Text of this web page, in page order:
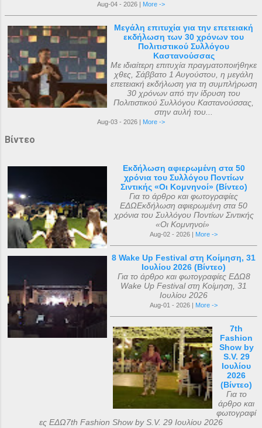
Aug-04 - 2026 | More ->
Μεγάλη επιτυχία για την επετειακή
εκδήλωση των 30 χρόνων του
Πολιτιστικού Συλλόγου
Καστανούσσας
Με ιδιαίτερη επιτυχία πραγματοποιήθηκε
χθες, Σάββατο 1 Αυγούστου, η μεγάλη
επετειακή εκδήλωση για τη συμπλήρωση
30 χρόνων από την ίδρυση του
Πολιτιστικού Συλλόγου Καστανούσσας,
στην αυλή του...
Aug-03 - 2026 | More ->
Βίντεο
Εκδήλωση αφιερωμένη στα 50
χρόνια του Συλλόγου Ποντίων
Σιντικής «Οι Κομνηνοί» (Βίντεο)
Για το άρθρο και φωτογραφίες
ΕΔΩΕκδήλωση αφιερωμένη στα 50
χρόνια του Συλλόγου Ποντίων Σιντικής
«Οι Κομνηνοί»
Aug-02 - 2026 | More ->
8 Wake Up Festival στη Κοίμηση, 31
Ιουλίου 2026 (Βίντεο)
Για το άρθρο και φωτογραφίες ΕΔΩ8
Wake Up Festival στη Κοίμηση, 31
Ιουλίου 2026
Aug-01 - 2026 | More ->
7th
Fashion
Show by
S.V. 29
Ιουλίου
2026
(Βίντεο)
Για το
άρθρο και
φωτογραφί
ες ΕΔΩ7th Fashion Show by S.V. 29 Ιουλίου 2026